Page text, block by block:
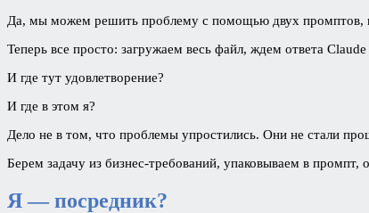
Да, мы можем решить проблему с помощью двух промптов,
Теперь все просто: загружаем весь файл, ждем ответа
И где тут удовлетворение?
И где в этом я?
Дело не в том, что проблемы упростились. Они не стали
Берем задачу из бизнес-требований, упаковываем в
Я — посредник?